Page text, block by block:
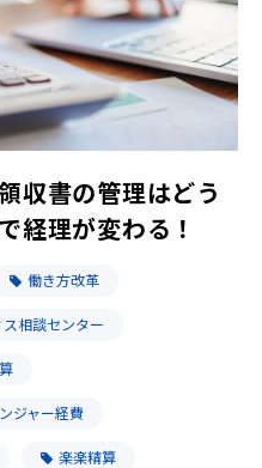
収書の管理はどう
経理が変わる！
働き方改革
相談センター
ジャー経費
楽楽精算